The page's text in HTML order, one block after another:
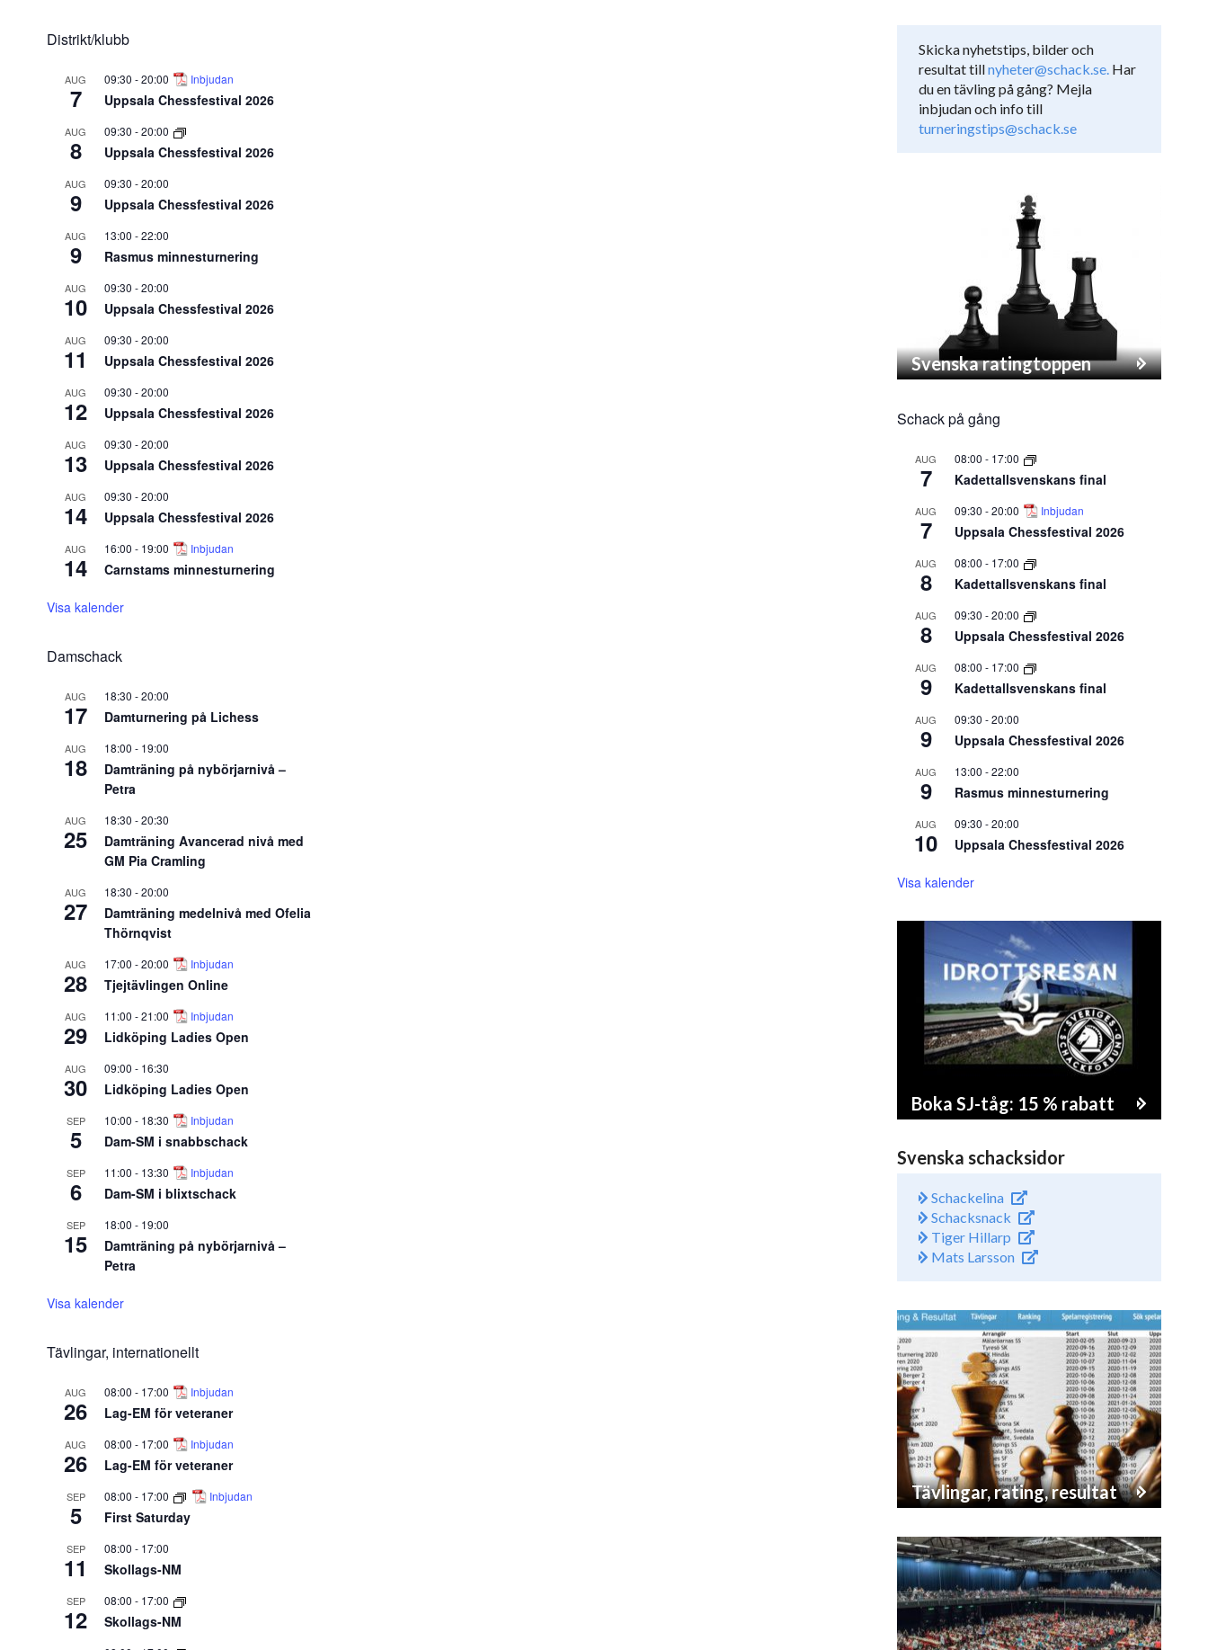
Distrikt/klubb
AUG
7
09:30 -20:00 Inbjudan
Uppsala Chessfestival 2026
AUG
8
09:30 -20:00
Uppsala Chessfestival 2026
AUG
9
09:30 -20:00
Uppsala Chessfestival 2026
AUG
9
13:00 -22:00
Rasmus minnesturnering
AUG
10
09:30 -20:00
Uppsala Chessfestival 2026
AUG
11
09:30 -20:00
Uppsala Chessfestival 2026
AUG
12
09:30 -20:00
Uppsala Chessfestival 2026
AUG
13
09:30 -20:00
Uppsala Chessfestival 2026
AUG
14
09:30 -20:00
Uppsala Chessfestival 2026
AUG
14
16:00 - 19:00 Inbjudan
Carnstams minnesturnering
Visa kalender
Damschack
AUG
17
18:30 -20:00
Damturnering på Lichess
AUG
18
18:00 - 19:00
Damträning på nybörjarnivå –
Petra
AUG
25
18:30 -20:30
Damträning Avancerad nivå med
GM Pia Cramling
AUG
27
18:30 -20:00
Damträning medelnivå med Ofelia
Thörnqvist
AUG
28
17:00 -20:00 Inbjudan
Tjejtävlingen Online
AUG
29
11:00 -21:00 Inbjudan
Lidköping Ladies Open
AUG
30
09:00 - 16:30
Lidköping Ladies Open
SEP
5
10:00 - 18:30 Inbjudan
Dam-SM i snabbschack
SEP
6
11:00 - 13:30 Inbjudan
Dam-SM i blixtschack
SEP
15
18:00 - 19:00
Damträning på nybörjarnivå –
Petra
Visa kalender
Tävlingar, internationellt
AUG
26
08:00 - 17:00 Inbjudan
Lag-EM för veteraner
AUG
26
08:00 - 17:00 Inbjudan
Lag-EM för veteraner
SEP
5
08:00 - 17:00 Inbjudan
First Saturday
SEP
11
08:00 - 17:00
Skollags-NM
SEP
12
08:00 - 17:00
Skollags-NM
Skicka nyhetstips, bilder och
resultat tillnyheter@schack.se. Har
du en tävling på gång? Mejla
inbjudan och info till
turneringstips@schack.se
Svenska ratingtoppen
Schack på gång
AUG
7
08:00 - 17:00
Kadettallsvenskans final
AUG
7
09:30 -20:00 Inbjudan
Uppsala Chessfestival 2026
AUG
8
08:00 - 17:00
Kadettallsvenskans final
AUG
8
09:30 -20:00
Uppsala Chessfestival 2026
AUG
9
08:00 - 17:00
Kadettallsvenskans final
AUG
9
09:30 -20:00
Uppsala Chessfestival 2026
AUG
9
13:00 -22:00
Rasmus minnesturnering
AUG
10
09:30 -20:00
Uppsala Chessfestival 2026
Visa kalender
Boka SJ-tåg: 15 % rabatt
Svenska schacksidor
Schackelina
Schacksnack
Tiger Hillarp
Mats Larsson
Tävlingar, rating, resultat